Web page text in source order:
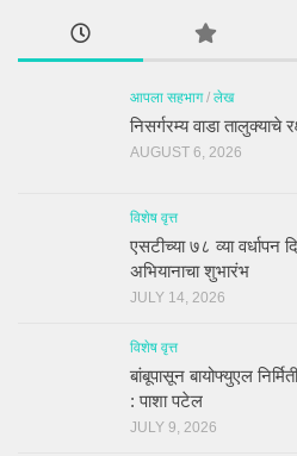
आपला सहभाग/ लेख
निसर्गरम्य वाडा तालुक्याचे
AUGUST 6, 2026
विशेष वृत्त
एसटीच्या ७८ व्या वर्धापन
अभियानाचा शुभारंभ
JULY 14, 2026
विशेष वृत्त
बांबूपासून बायोफ्युएल
: पाशा पटेल
JULY 9, 2026